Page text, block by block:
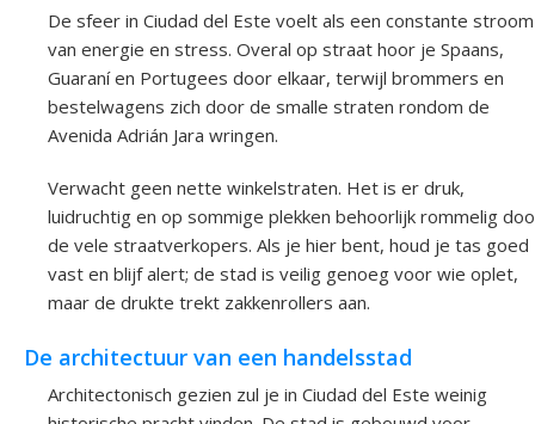
De sfeer in Ciudad del Este voelt als een constante stroom
van energie en stress. Overal op straat hoor je Spaans,
Guaraní en Portugees door elkaar, terwijl brommers en
bestelwagens zich door de smalle straten rondom de
Avenida Adrián Jara wringen.
Verwacht geen nette winkelstraten. Het is er druk,
luidruchtig en op sommige plekken behoorlijk rommelig
de vele straatverkopers. Als je hier bent, houd je tas goed
vast en blijf alert; de stad is veilig genoeg voor wie oplet,
maar de drukte trekt zakkenrollers aan.
De architectuur van een handelsstad
Architectonisch gezien zul je in Ciudad del Este weinig